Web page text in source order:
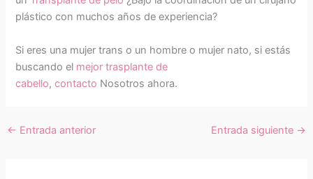
plástico con muchos años de experiencia?
Si eres una mujer trans o un hombre o mujer nato, si estás
buscando el mejor trasplante de
cabello,contacto Nosotros ahora.
← Entrada anterior Entrada siguiente →